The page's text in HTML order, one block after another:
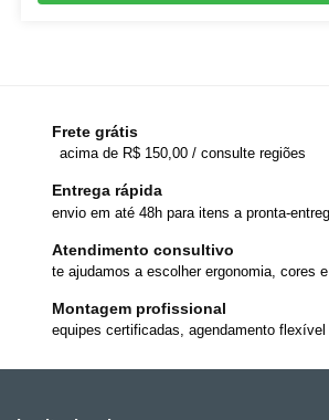
Frete grátis
acima de R$ 150,00 / consulte regiões
Entrega rápida
envio em até 48h para itens a pronta-
Atendimento consultivo
te ajudamos a escolher ergonomia, cores
Montagem profissional
equipes certificadas, agendamento flexível